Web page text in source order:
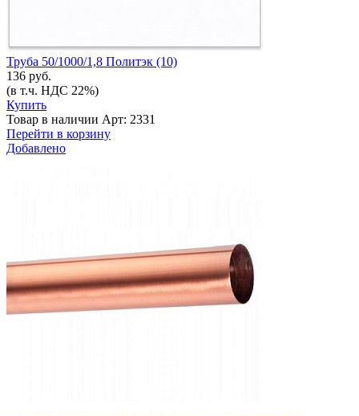
Труба 50/1000/1,8 Политэк (10)
136 руб.
(в т.ч. НДС 22%)
Купить
Товар в наличии Арт: 2331
Перейти в корзину
Добавлено